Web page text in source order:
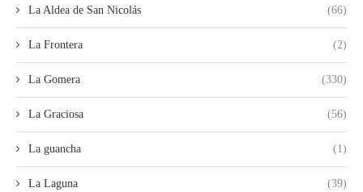
La Aldea de San Nicolás (66)
La Frontera (2)
La Gomera (330)
La Graciosa (56)
La guancha (1)
La Laguna (39)